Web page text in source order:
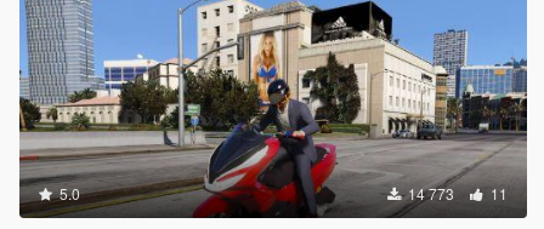
5.0 14 773 11